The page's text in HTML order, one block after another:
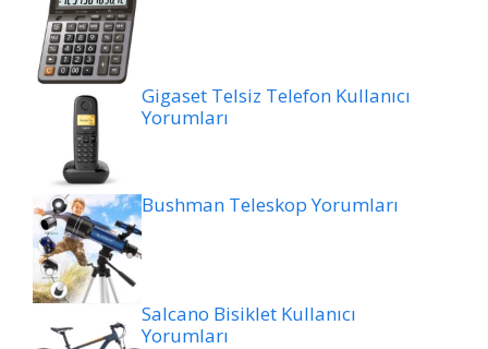
Gigaset Telsiz Telefon Kullanıcı
Yorumları
Bushman Teleskop Yorumları
Salcano Bisiklet Kullanıcı
Yorumları